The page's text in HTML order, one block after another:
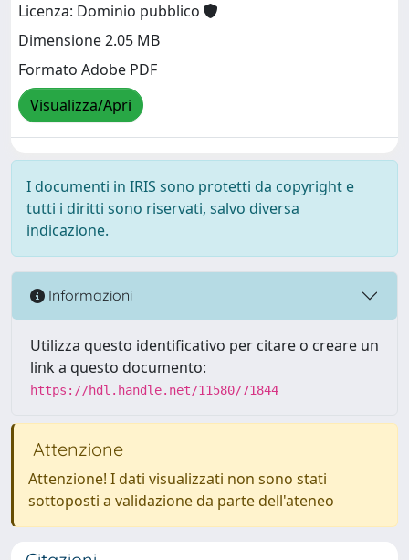
Licenza: Dominio pubblico
Dimensione 2.05 MB
Formato Adobe PDF
Visualizza/Apri
I documenti in IRIS sono protetti da copyright e
tutti i diritti sono riservati, salvo diversa
indicazione.
Informazioni
Utilizza questo identificativo per citare o creare un
link a questo documento:
https://hdl.handle.net/11580/71844
Attenzione
Attenzione! I dati visualizzati non sono stati
sottoposti a validazione da parte dell'ateneo